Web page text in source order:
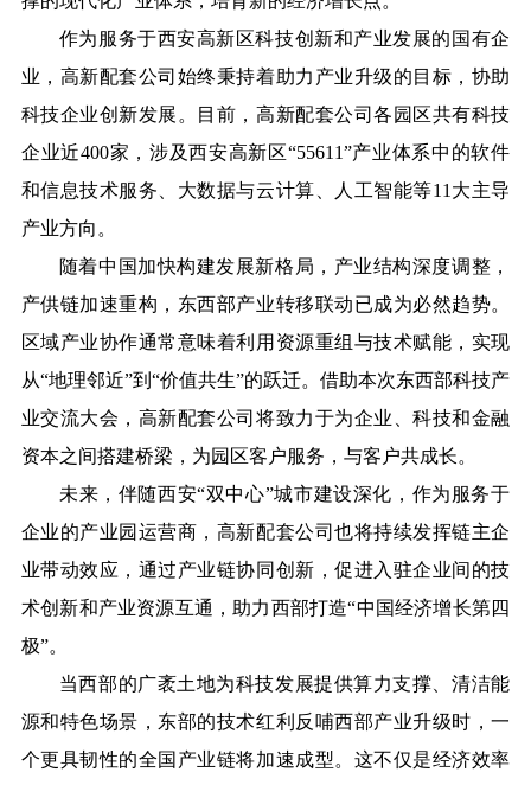
作为服务于西安高新区科技创新和产业发展的国有企
业，高新配套公司始终秉持着助力产业升级的目标，协助
科技企业创新发展。目前，高新配套公司各园区共有科技
企业近400家，涉及西安高新区“55611”产业体系中的软件
和信息技术服务、大数据与云计算、人工智能等11大主导
产业方向。
随着中国加快构建发展新格局，产业结构深度调整，
产供链加速重构，东西部产业转移联动已成为必然趋势。
区域产业协作通常意味着利用资源重组与技术赋能，实现
从“地理邻近”到“价值共生”的跃迁。借助本次东西部科技产
业交流大会，高新配套公司将致力于为企业、科技和金融
资本之间搭建桥梁，为园区客户服务，与客户共成长。
未来，伴随西安“双中心”城市建设深化，作为服务于
企业的产业园运营商，高新配套公司也将持续发挥链主企
业带动效应，通过产业链协同创新，促进入驻企业间的技
术创新和产业资源互通，助力西部打造“中国经济增长第四
极”。
当西部的广袤土地为科技发展提供算力支撑、清洁能
源和特色场景，东部的技术红利反哺西部产业升级时，一
个更具韧性的全国产业链将加速成型。这不仅是经济效率